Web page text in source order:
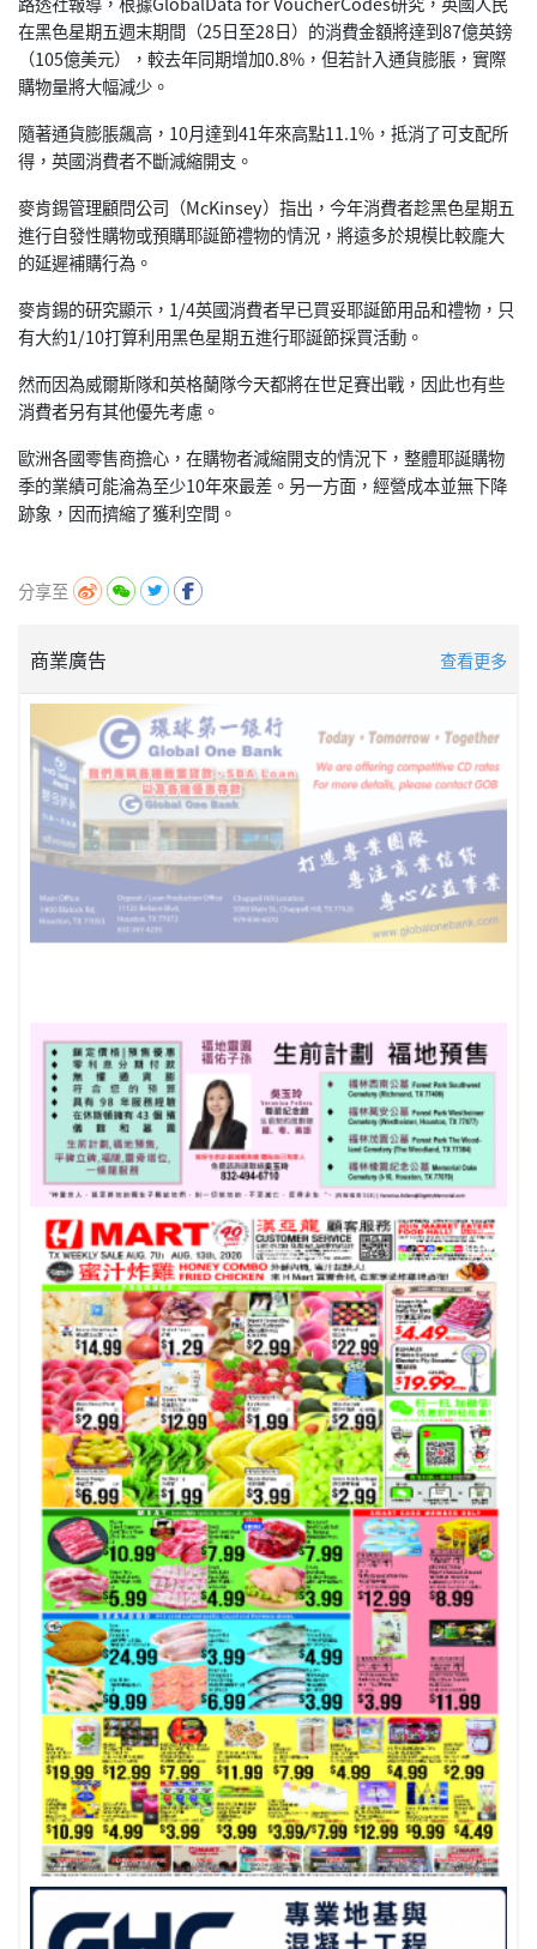
在黑色星期五週末期間（25日至28日）的消費金額將達到87億英鎊
（105億美元）， 較去年同期增加0.8%，但若計入通貨膨脹， 實際
購物量將大幅減少。
隨著通貨膨脹飆高，10月達到41年來高點11.1%， 抵消了可支配所
得，英國消費者不斷減縮開支。
麥肯錫管理顧問公司（McKinsey）指出， 今年消費者趁黑色星期五
進行自發性購物或預購耶誕節禮物的情況， 將遠多於規模比較龐大
的延遲補購行為。
麥肯錫的研究顯示，1/4英國消費者早已買妥耶誕節用品和禮物， 只
有大約1/10打算利用黑色星期五進行耶誕節採買活動。
然而因為威爾斯隊和英格蘭隊今天都將在世足賽出戰， 因此也有些
消費者另有其他優先考慮。
歐洲各國零售商擔心，在購物者減縮開支的情況下， 整體耶誕購物
季的業績可能淪為至少10年來最差。另一方面， 經營成本並無下降
跡象，因而擠縮了獲利空間。
分享至
商業廣告 查看更多